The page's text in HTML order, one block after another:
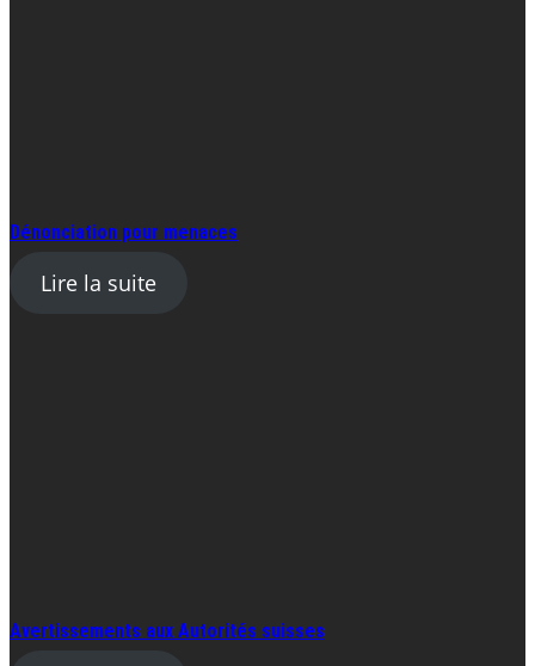
Dénonciation pour menaces
Lire la suite
Avertissements aux Autorités suisses